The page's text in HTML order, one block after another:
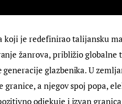
je redefinirao talijansku
žanrova, približio globalne
glazbenika. U
a njegov spoj popa,
odjekuje i izvan